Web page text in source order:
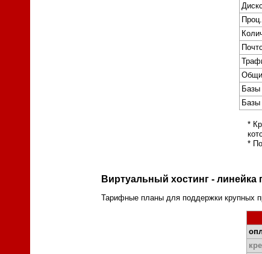
Базы
Базы
*
*
Виртуальный хостинг -
Тарифные планы для поддержки крупных